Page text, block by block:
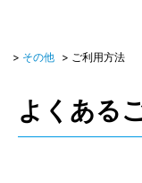
> その他 > ご利用方法
よくある